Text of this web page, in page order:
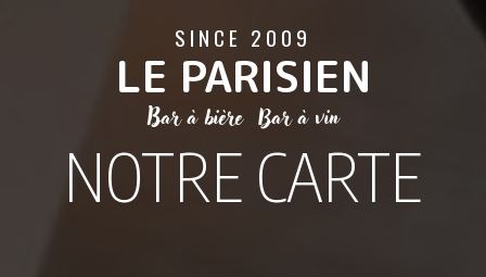
SINCE 2009
LE PARISIEN
Bar à bière Bar à vin
NOTRE CARTE